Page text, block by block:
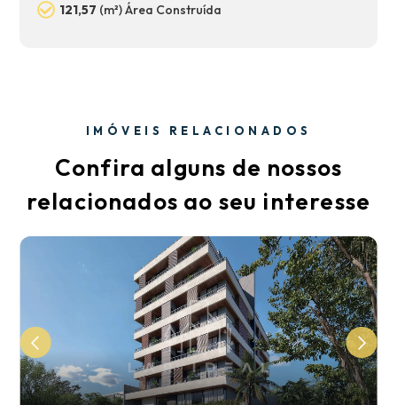
121,57 (m²) Área Construída
IMÓVEIS RELACIONADOS
Confira alguns de nossos
relacionados ao seu interesse